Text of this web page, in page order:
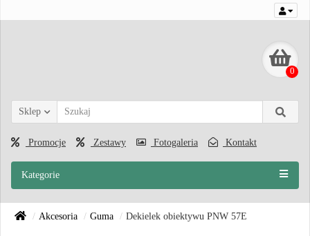
0
Sklep
Promocje Zestawy Fotogaleria Kontakt
Kategorie
Akcesoria Guma Dekielek obiektywu PNW 57E